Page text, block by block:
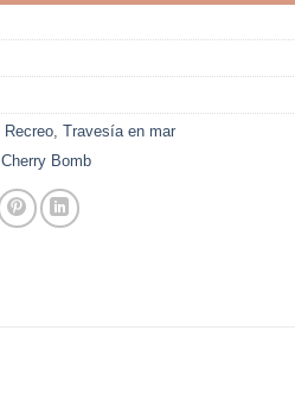
Recreo, Travesía en mar
Cherry Bomb